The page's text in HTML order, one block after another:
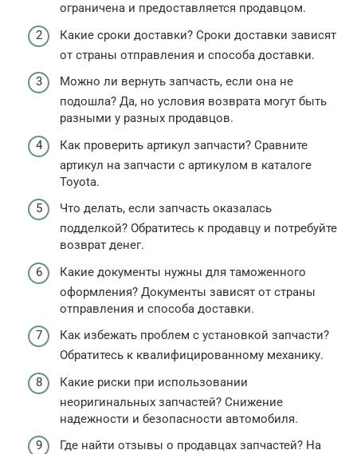
ограничена и предоставляется продавцом.
Какие сроки доставки? Сроки доставки зависят
от страны отправления и способа доставки.
Можно ли вернуть запчасть, если она не
подошла? Да, но условия возврата могут быть
разными у разных продавцов.
Как проверить артикул запчасти? Сравните
артикул на запчасти с артикулом в каталоге
Toyota.
Что делать, если запчасть оказалась
подделкой? Обратитесь к продавцу и потребуйте
возврат денег.
Какие документы нужны для таможенного
оформления? Документы зависят от страны
отправления и способа доставки.
Как избежать проблем с установкой запчасти?
Обратитесь к квалифицированному механику.
Какие риски при использовании
неоригинальных запчастей? Снижение
надежности и безопасности автомобиля.
Где найти отзывы о продавцах запчастей? На